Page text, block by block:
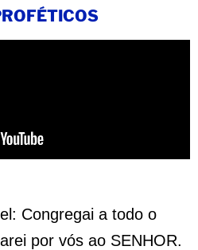
Congregai a todo o
por vós ao SENHOR.